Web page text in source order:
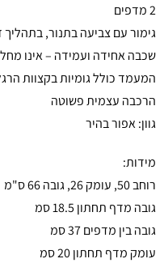
2 מדפים
גימור עם צביעה בתנור,
שכבה אחידה ועמידה – אינו
המעמד כולל גומיות בקצוות
הרכבה עצמית פשוטה
גוון: אפור בהיר
מידות:
רוחב 50, עומק 26, גובה 66 ס"מ
גובה מדף תחתון 18.5 סמ
גובה בין מדפים 37 סמ
עומק מדף תחתון 20 סמ